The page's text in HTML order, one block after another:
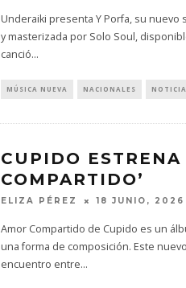
Underaiki presenta Y Porfa, su
y masterizada por Solo Soul,
canció...
MÚSICA NUEVA NACIONALES
CUPIDO
COMPARTIDO’
ELIZA PÉREZ 18 JUNIO, 2026
Amor Compartido de Cupido es un
una forma de composición. Este
encuentro entre...